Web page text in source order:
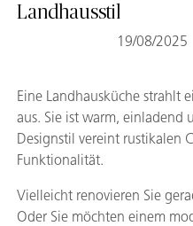
Landhausstil
19/08/2025
Eine Landhausküche strahlt
aus. Sie ist warm, einladend
Designstil vereint rustikalen
Funktionalität.
Vielleicht renovieren Sie
Oder Sie möchten einem